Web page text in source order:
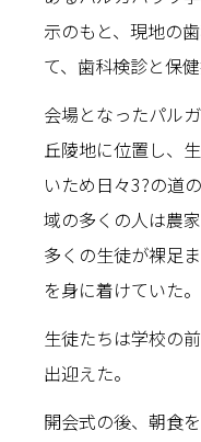
示のもと、現地の
て、歯科検診と保
会場となったパル
丘陵地に位置し、
いため日々3?の道
域の多くの人は農
多くの生徒が裸足
を身に着けていた。
生徒たちは学校の
出迎えた。
開会式の後、朝食